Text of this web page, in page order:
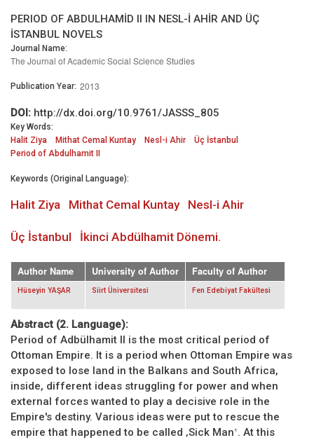
PERIOD OF ABDULHAMİD II IN NESL-İ AHİR AND ÜÇ
İSTANBUL NOVELS
Journal Name:
The Journal of Academic Social Science Studies
Publication Year: 2013
DOI: http://dx.doi.org/10.9761/JASSS_805
Key Words:
Halit Ziya
Mithat Cemal Kuntay Nesl-i Ahir
Üç İstanbul
Period of Abdulhamit II
Keywords (Original Language):
Halit Ziya Mithat Cemal Kuntay Nesl-i Ahir
Üç İstanbul İkinci Abdülhamit Dönemi.
Author Name University of Author Faculty of Author
Hüseyin YAŞAR Siirt Üniversitesi Fen Edebiyat Fakültesi
Abstract (2. Language):
Period of Adbülhamit II is the most critical period of
Ottoman Empire. It is a period when Ottoman Empire was
exposed to lose land in the Balkans and South Africa,
inside, different ideas struggling for power and when
external forces wanted to play a decisive role in the
Empire's destiny. Various ideas were put to rescue the
empire that happened to be called ‚Sick Man‛. At this